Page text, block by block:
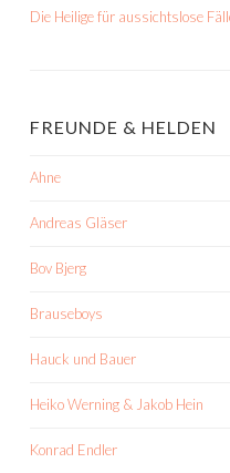
Die Heilige für aussichtslose
FREUNDE & HELDEN
Ahne
Andreas Gläser
Bov Bjerg
Brauseboys
Hauck und Bauer
Heiko Werning & Jakob Hein
Konrad Endler